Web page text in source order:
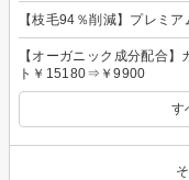
【枝毛94％削減】プレミア
【オーガニック成分配合
ト￥15180⇒￥9900
す